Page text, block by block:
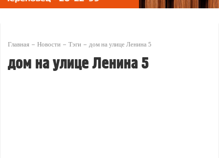
Главная Новости Тэги дом на улице Ленина 5
дом на улице Ленина 5